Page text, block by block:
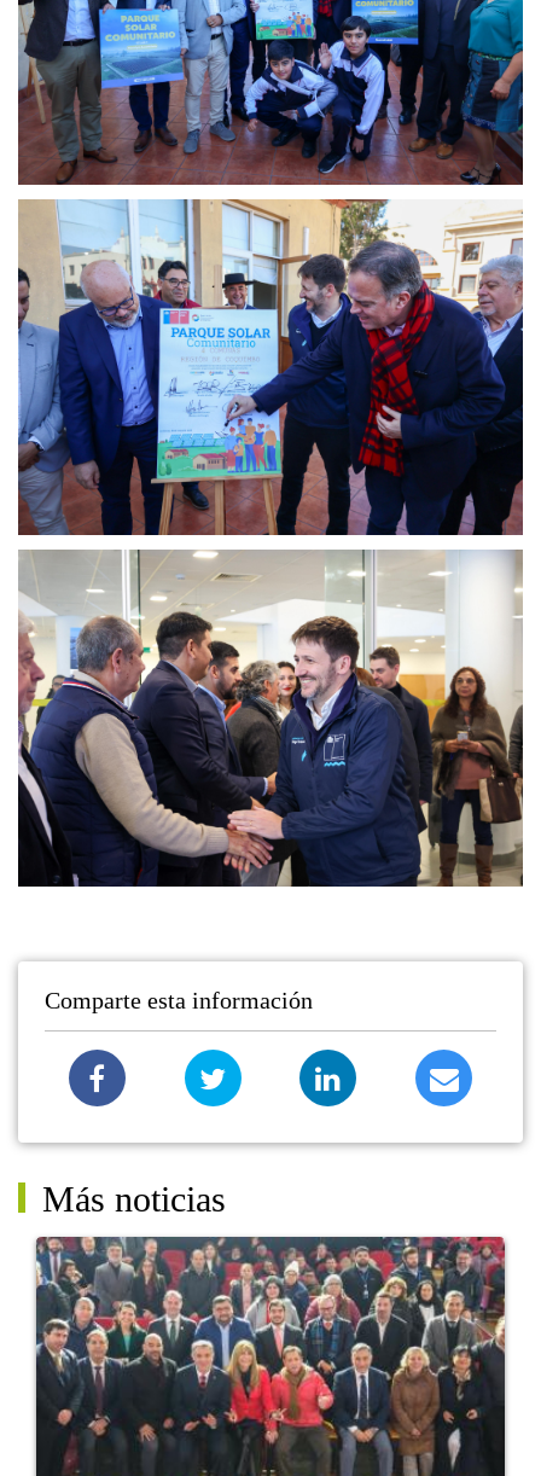
Comparte esta información
Más noticias